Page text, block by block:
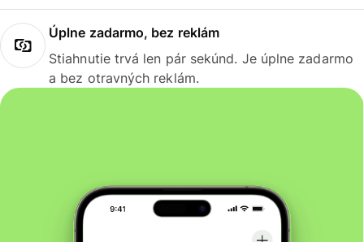
Úplne zadarmo, bez reklám
Stiahnutie trvá len pár sekúnd. Je úplne zadarmo
a bez otravných reklám.